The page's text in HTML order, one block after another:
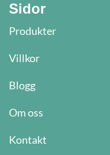
Sidor
Produkter
Villkor
Blogg
Om oss
Kontakt